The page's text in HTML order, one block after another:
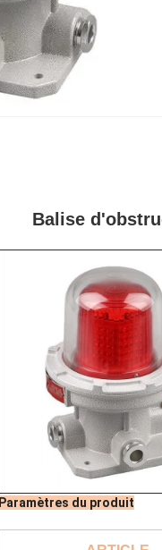
Balise
Paramètres du produit